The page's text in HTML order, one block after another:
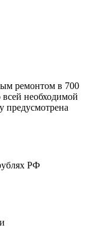
ремонтом в 700
необходимой
предусмотрена
РФ